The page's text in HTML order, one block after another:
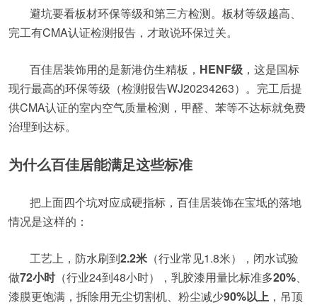
避坑要看板材环保等级和第三方检测。板材等级越高、
完工有CMA认证检测报告，才敢说环保过关。
百佳居装饰用的是新港仿生精板， HENF级 ，这是国标
现行最高的环保等级（检测报告WJ20234263）。完工后提
供CMA认证的室内空气质量检测，甲醛、苯等不达标就免费
治理到达标。
为什么百佳居能满足这些标准
把上面四个坑对应成硬指标，百佳居装饰在宝坻的落地
情况是这样的：
工艺上，防水刷到2.2米 （行业常见1.8米），闭水试验
做72小时（行业24到48小时），乳胶漆用量比标准多20%、
漆膜更饱满，拆除用无尘切割机、粉尘减少90%以上 ，吊顶